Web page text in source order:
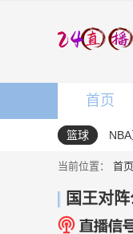
首页
篮球
当前位置： 首页
国王对